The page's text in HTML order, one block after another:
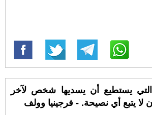
التي يستطيع أن يسديها شخص لآخر
لا يتبع أي نصيحة. - فرجينيا وولف